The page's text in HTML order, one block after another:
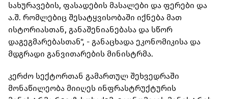
სახურავების, ფასადების მასალები და ფერები და
ა.შ. რომლებიც შესატყვისობაში იქნება მათ
ისტორიასთან, განაშენიანებასა და სწორ
დაგეგმარებასთან", - განაცხადა ეკონომიკისა და
მდგრადი განვითარების მინისტრმა.
კერძო სექტორთან გამართულ შეხვედრაში
მონაწილეობა მიიღეს ინფრასტრუქტურის